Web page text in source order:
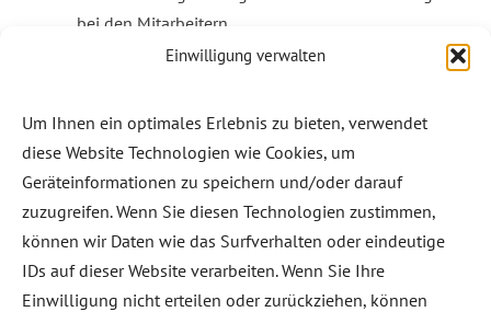
Einwilligung verwalten
Um Ihnen ein optimales Erlebnis zu bieten, verwendet
diese Website Technologien wie Cookies, um
Geräteinformationen zu speichern und/oder darauf
zuzugreifen. Wenn Sie diesen Technologien zustimmen,
können wir Daten wie das Surfverhalten oder eindeutige
IDs auf dieser Website verarbeiten. Wenn Sie Ihre
Einwilligung nicht erteilen oder zurückziehen, können
bei den Mitarbeitern
Nur hier erhältlich:
Christine Lößl. „Leben –
auf eigene Verantwortung“ (Band 1 & 2)